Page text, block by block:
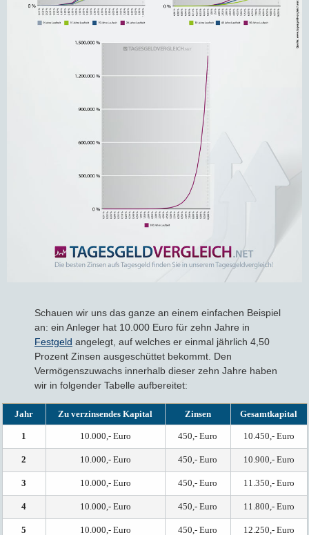
Schauen wir uns das ganze an einem einfachen Beispiel
an: ein Anleger hat 10.000 Euro für zehn Jahre in
Festgeld angelegt, auf welches er einmal jährlich 4,50
Prozent Zinsen ausgeschüttet bekommt. Den
Vermögenszuwachs innerhalb dieser zehn Jahre haben
wir in folgender Tabelle aufbereitet:
Jahr Zu verzinsendes Kapital Zinsen Gesamtkapital
1 10.000,- Euro 450,- Euro 10.450,- Euro
2 10.000,- Euro 450,- Euro 10.900,- Euro
3 10.000,- Euro 450,- Euro 11.350,- Euro
4 10.000,- Euro 450,- Euro 11.800,- Euro
5 10.000,- Euro 450,- Euro 12.250,- Euro